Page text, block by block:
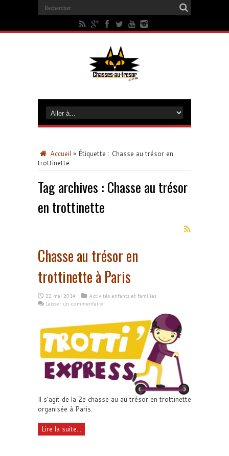
Accueil » Étiquette : Chasse au trésor en
trottinette
Tag archives : Chasse au trésor
en trottinette
Chasse au trésor en
trottinette à Paris
22 mai 2014
Activités enfants et familles
Laisser un commentaire
Il s'agit de la 2e chasse au au trésor en trottinette
organisée à Paris.
Lire la suite...